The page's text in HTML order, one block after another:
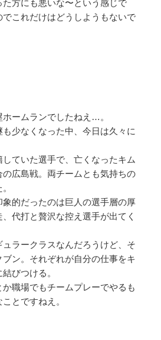
方にも悪いな〜という感じで
これだけはどうしようもないで
ームランでしたねえ…。
少なくなった中、今日は久々に
ていた選手で、亡くなったキム
の広島戦。両チームとも気持ちの
的だったのは巨人の選手層の厚
代打と贅沢な控え選手が出てく
ラークラスなんだろうけど、そ
ン。それぞれが自分の仕事をキ
びつける。
職場でもチームプレーでやるも
とですねえ。